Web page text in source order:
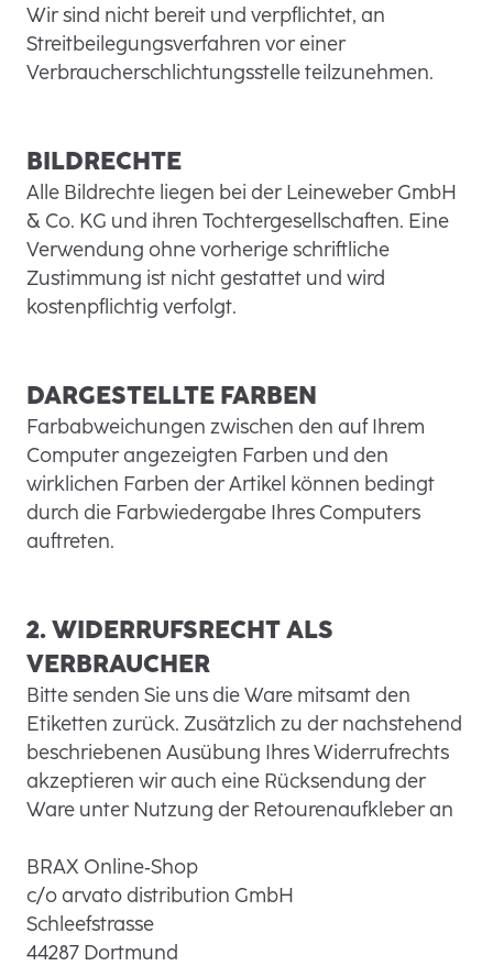
Wir sind nicht bereit und verpflichtet, an
Streitbeilegungsverfahren vor einer
Verbraucherschlichtungsstelle teilzunehmen.
BILDRECHTE
Alle Bildrechte liegen bei der Leineweber GmbH
& Co. KG und ihren Tochtergesellschaften. Eine
Verwendung ohne vorherige schriftliche
Zustimmung ist nicht gestattet und wird
kostenpflichtig verfolgt.
DARGESTELLTE FARBEN
Farbabweichungen zwischen den auf Ihrem
Computer angezeigten Farben und den
wirklichen Farben der Artikel können bedingt
durch die Farbwiedergabe Ihres Computers
auftreten.
2. WIDERRUFSRECHT ALS
VERBRAUCHER
Bitte senden Sie uns die Ware mitsamt den
Etiketten zurück. Zusätzlich zu der nachstehend
beschriebenen Ausübung Ihres Widerrufrechts
akzeptieren wir auch eine Rücksendung der
Ware unter Nutzung der Retourenaufkleber an
BRAX Online‐Shop
c/o arvato distribution GmbH
Schleefstrasse
44287 Dortmund